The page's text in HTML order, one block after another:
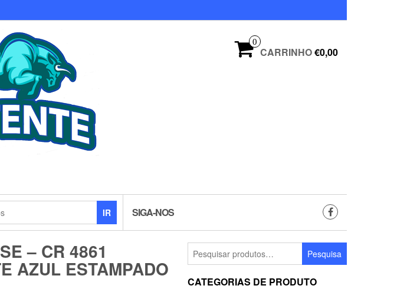
0
CARRINHO€0,00
IR SIGA-NOS
– CR 4861
AZUL ESTAMPADO
Pesquisar
por:
Pesquisa
CATEGORIAS DE PRODUTO